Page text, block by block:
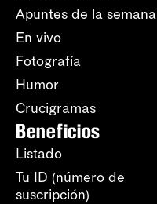
Apuntes de la semana
En vivo
Fotografía
Humor
Crucigramas
Beneficios
Listado
Tu ID (número de
suscripción)